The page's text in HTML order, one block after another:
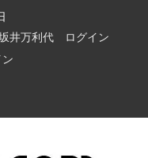
井万利代
ログイン